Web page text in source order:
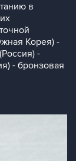
в
Корея) -
-
- бронзовая